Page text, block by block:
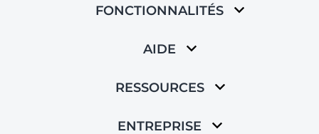
FONCTIONNALITÉS
AIDE
RESSOURCES
ENTREPRISE